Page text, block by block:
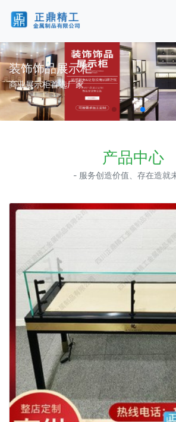
装饰饰品展示柜
商业展示柜首选厂家
产品中心
- 服务创造价值、存在造就